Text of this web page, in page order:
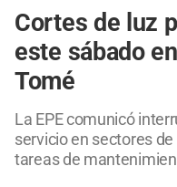
Cortes de luz
este sábado
Tomé
La EPE comunicó
servicio en sectores
tareas de